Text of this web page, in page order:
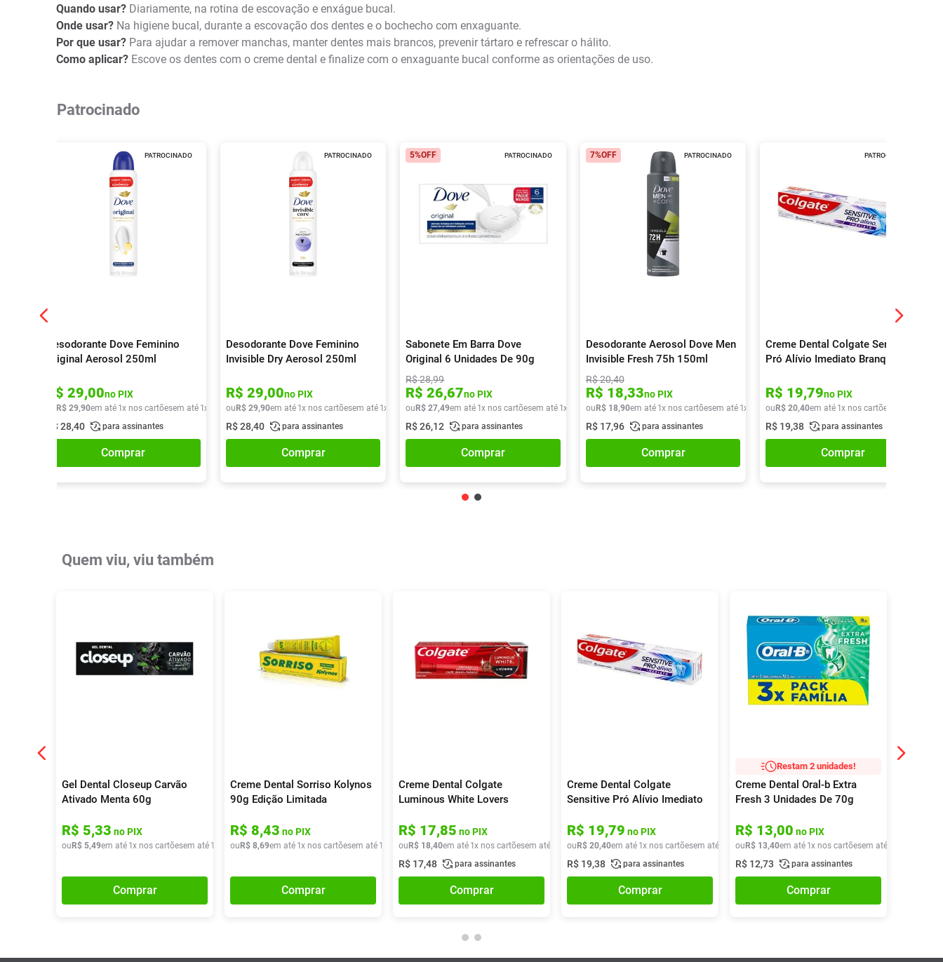
Quando usar? Diariamente, na rotina de escovação e enxágue bucal.
Onde usar? Na higiene bucal, durante a escovação dos dentes e o bochecho com enxaguante.
Por que usar? Para ajudar a remover manchas, manter dentes mais brancos, prevenir tártaro e refrescar o hálito.
Como aplicar? Escove os dentes com o creme dental e finalize com o enxaguante bucal conforme as orientações de uso.
Patrocinado
PATROCINADO
Desodorante Dove Feminino
Original Aerosol 250ml
R$ 29,00no PIX
R$ 29,90em até 1x nos cartõesem até 1x de R$ 29,90
R$ 28,40 para assinantes
Comprar
PATROCINADO
Desodorante Dove Feminino
Invisible Dry Aerosol 250ml
R$ 29,00no PIX
ou R$ 29,90em até 1x nos cartõesem até 1x de R$ 29,90
R$28,40 para assinantes
Comprar
PATROCINADO
5%OFF
Sabonete Em Barra Dove
Original 6 Unidades De 90g
R$28,99
R$ 26,67no PIX
ou R$ 27,49em até 1x nos cartõesem até 1x de R$ 27,49
R$ 26,12 para assinantes
Comprar
PATROCINADO
7%OFF
Desodorante Aerosol Dove Men
Invisible Fresh 75h 150ml
R$20,40
R$ 18,33no PIX
ou R$ 18,90em até 1x nos cartõesem até 1x de R$ 18,90
R$ 17,96 para assinantes
Comprar
PATROCINADO
Creme Dental Colgate Sensitive
Pró Alívio Imediato Branqueador
R$ 19,79no PIX
ou R$ 20,40em até 1x nos cartões
R$ 19,38 para assinantes
Comprar
Quem viu, viu também
Gel Dental Closeup Carvão
Ativado Menta 60g
R$ 5,33 no PIX
ou R$ 5,49em até 1x nos cartõesem até 1 R$ 5, 49
Comprar
Creme Dental Sorriso Kolynos
90g Edição Limitada
R$ 8,43 no PIX
ou R$ 8,69em até 1x nos cartõesem até 1 R$ 8, 69
Comprar
Creme Dental Colgate
Luminous White Lovers
R$ 17,85 no PIX
ou R$ 18,40em até 1x nos cartõesem até x deR$ 18,40
R$ 17,48 para assinantes
Comprar
Creme Dental Colgate
Sensitive Pró Alívio Imediato
R$ 19,79 no PIX
ou R$ 20,40em até 1x nos cartõesem até x deR$ 20,40
R$ 19,38 para assinantes
Comprar
Restam 2 unidades!
Creme Dental Oral-b Extra
Fresh 3 Unidades De 70g
R$ 13,00 no PIX
ou R$ 13,40em até 1x nos cartõesem até
R$ 12,73 para assinantes
Comprar